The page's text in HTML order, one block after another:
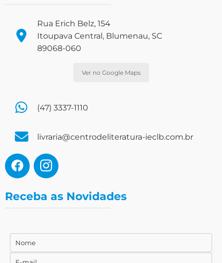
Rua Erich Belz, 154
Itoupava Central, Blumenau, SC
89068-060
Ver no Google Maps
(47) 3337-1110
livraria@centrodeliteratura-ieclb.com.br
Receba as Novidades
Nome
Nome